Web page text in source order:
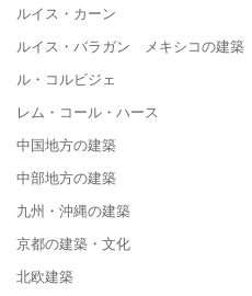
ルイス・カーン
ルイス・バラガン メキシコの建築
ル・コルビジェ
レム・コール・ハース
中国地方の建築
中部地方の建築
九州・沖縄の建築
京都の建築・文化
北欧建築